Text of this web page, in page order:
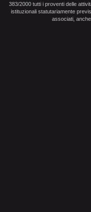
383/2000 tutti i proventi delle
istituzionali statutariamente
associati,